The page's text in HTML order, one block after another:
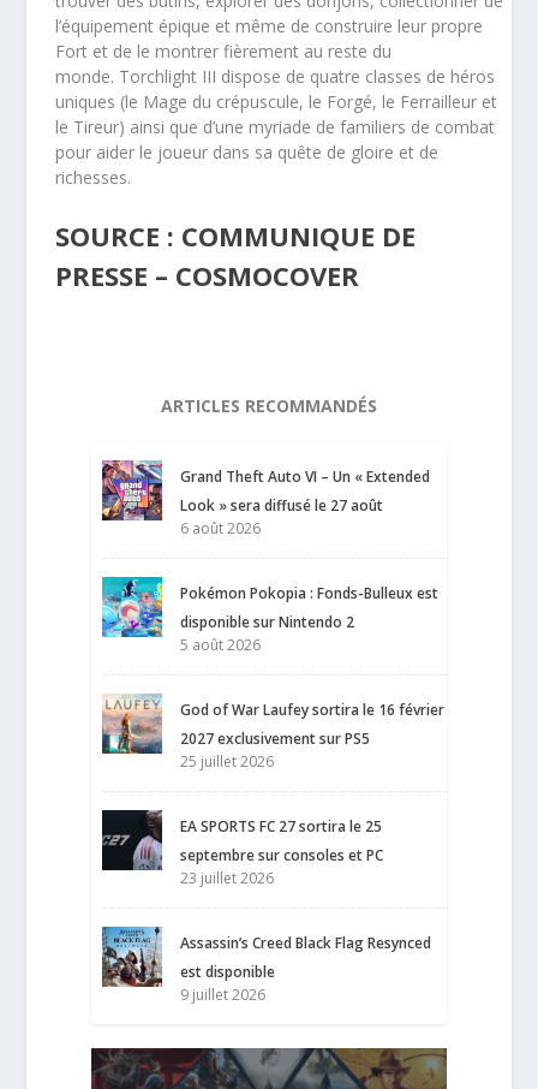
l’équipement épique et même de construire leur propre
Fort et de le montrer fièrement au reste du
monde. Torchlight III dispose de quatre classes de héros
uniques (le Mage du crépuscule, le Forgé, le Ferrailleur et
le Tireur) ainsi que d’une myriade de familiers de combat
pour aider le joueur dans sa quête de gloire et de
richesses.
SOURCE : COMMUNIQUE DE
PRESSE – COSMOCOVER
ARTICLES RECOMMANDÉS
Grand Theft Auto VI – Un « Extended
Look » sera diffusé le 27 août
6 août 2026
Pokémon Pokopia : Fonds-Bulleux est
disponible sur Nintendo 2
5 août 2026
God of War Laufey sortira le 16 février
2027 exclusivement sur PS5
25 juillet 2026
EA SPORTS FC 27 sortira le 25
septembre sur consoles et PC
23 juillet 2026
Assassin’s Creed Black Flag Resynced
est disponible
9 juillet 2026